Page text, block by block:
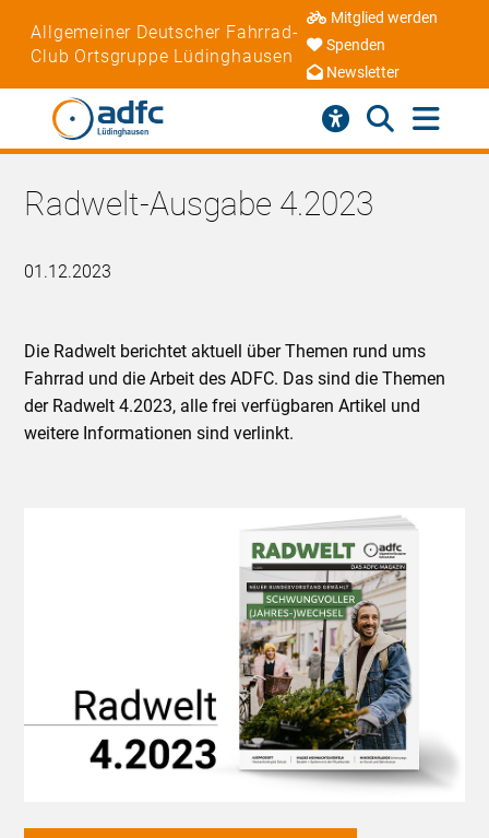
Allgemeiner Deutscher Fahrrad-
Club Ortsgruppe Lüdinghausen
Mitglied werden
Spenden
Newsletter
Radwelt-Ausgabe 4.2023
01.12.2023
Die Radwelt berichtet aktuell über Themen rund ums
Fahrrad und die Arbeit des ADFC. Das sind die Themen
der Radwelt 4.2023, alle frei verfügbaren Artikel und
weitere Informationen sind verlinkt.